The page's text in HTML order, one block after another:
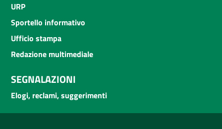
URP
Sportello informativo
Ufficio stampa
Redazione multimediale
SEGNALAZIONI
Elogi, reclami, suggerimenti